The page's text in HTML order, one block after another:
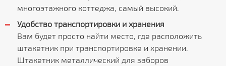
многоэтажного коттеджа, самый высокий.
Удобство транспортировки и хранения
Вам будет просто найти место, где расположить
штакетник при транспортировке и хранении.
Штакетник металлический для заборов